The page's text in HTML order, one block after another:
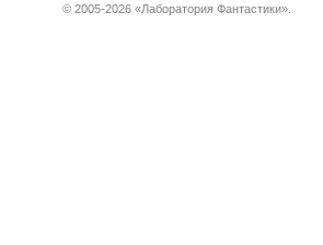
© 2005-2026 «Лаборатория Фантастики».